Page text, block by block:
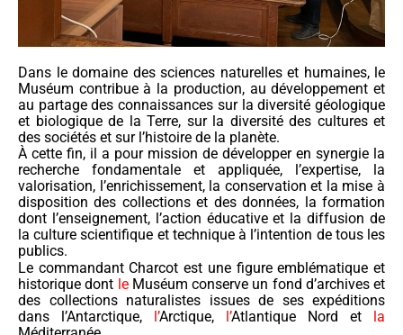
Dans le domaine des sciences naturelles et humaines, le
Muséum contribue à la production, au développement et
au partage des connaissances sur la diversité géologique
et biologique de la Terre, sur la diversité des cultures et
des sociétés et sur l’histoire de la planète.
À cette fin, il a pour mission de développer en synergie la
recherche fondamentale et appliquée, l’expertise, la
valorisation, l’enrichissement, la conservation et la mise à
disposition des collections et des données, la formation
dont l’enseignement, l’action éducative et la diffusion de
la culture scientifique et technique à l’intention de tous les
publics.
Le commandant Charcot est une figure emblématique et
historique dont leMuséum conserve un fond d’archives et
des collections naturalistes issues de ses expéditions
dans l’Antarctique, l’Arctique, l’Atlantique Nord et la